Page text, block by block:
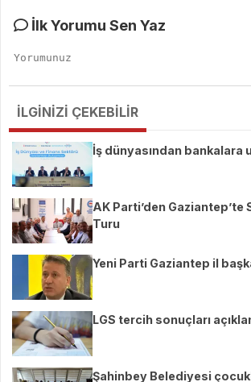
İlk Yorumu Sen Yaz
İLGİNİZİ ÇEKEBİLİR
İş dünyasından bankalara
AK Parti’den Gaziantep’te
Turu
Yeni Parti Gaziantep il
LGS tercih sonuçları
Şahinbey Belediyesi